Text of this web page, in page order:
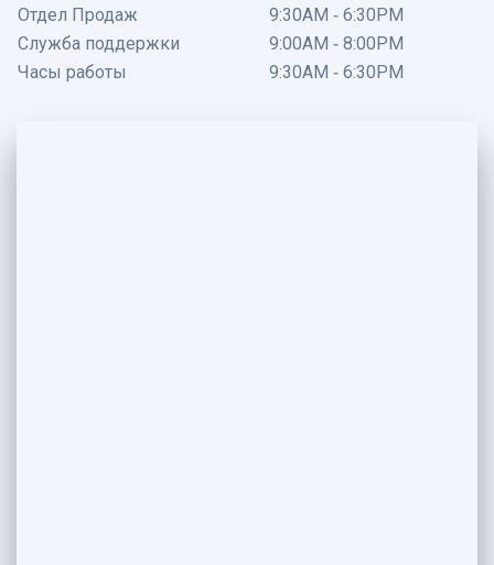
Отдел Продаж
9:30AM - 6:30PM
Служба поддержки
9:00AM - 8:00PM
Часы работы
9:30AM - 6:30PM